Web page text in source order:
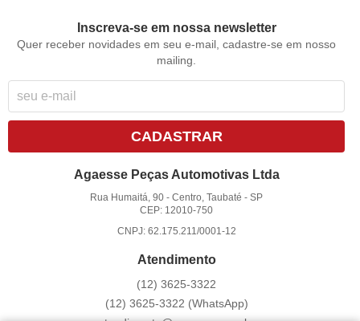
Inscreva-se em nossa newsletter
Quer receber novidades em seu e-mail, cadastre-se em nosso
mailing.
CADASTRAR
Agaesse Peças Automotivas Ltda
Rua Humaitá, 90 -Centro, Taubaté -SP
CEP: 12010-750
CNPJ: 62.175.211/0001-12
Atendimento
(12) 3625-3322
(12) 3625-3322 (WhatsApp)